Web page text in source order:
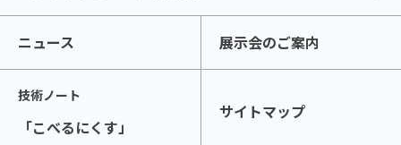
ニュース 展示会のご案内
技術ノート
「こべるにくす」
サイトマップ